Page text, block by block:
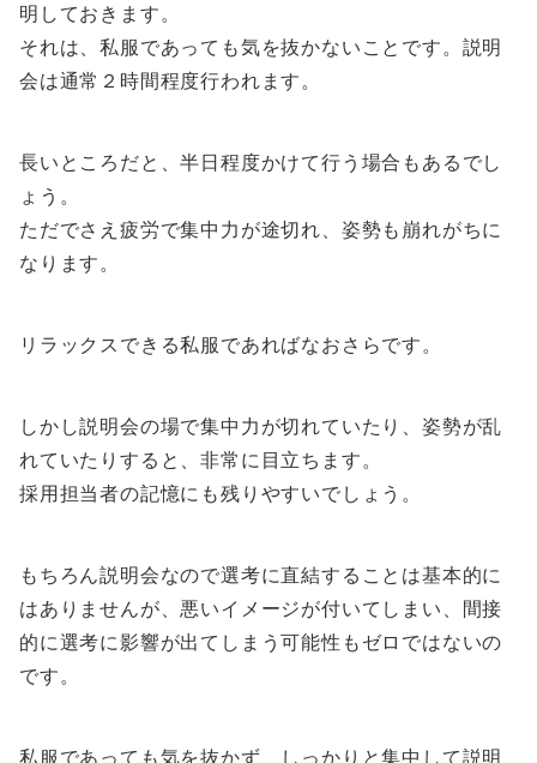
明しておきます。
それは、私服であっても気を抜かないことです。説明
会は通常２時間程度行われます。
長いところだと、半日程度かけて行う場合もあるでし
ょう。
ただでさえ疲労で集中力が途切れ、姿勢も崩れがちに
なります。
リラックスできる私服であればなおさらです。
しかし説明会の場で集中力が切れていたり、姿勢が乱
れていたりすると、非常に目立ちます。
採用担当者の記憶にも残りやすいでしょう。
もちろん説明会なので選考に直結することは基本的に
はありませんが、悪いイメージが付いてしまい、間接
的に選考に影響が出てしまう可能性もゼロではないの
です。
私服であっても気を抜かず、しっかりと集中して説明